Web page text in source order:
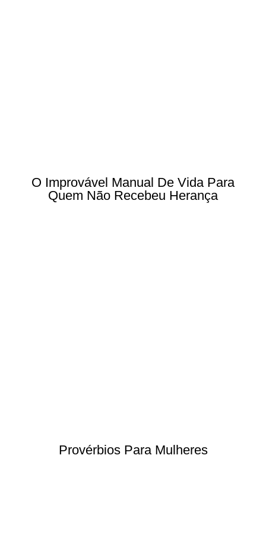
O Improvável Manual De Vida Para
Quem Não Recebeu Herança
Provérbios Para Mulheres